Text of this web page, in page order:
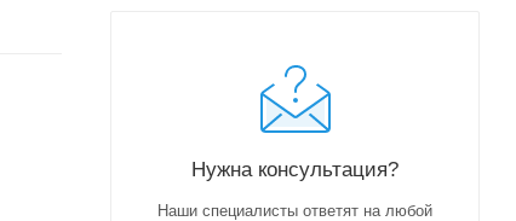
Нужна консультация?
Наши специалисты ответят на любой